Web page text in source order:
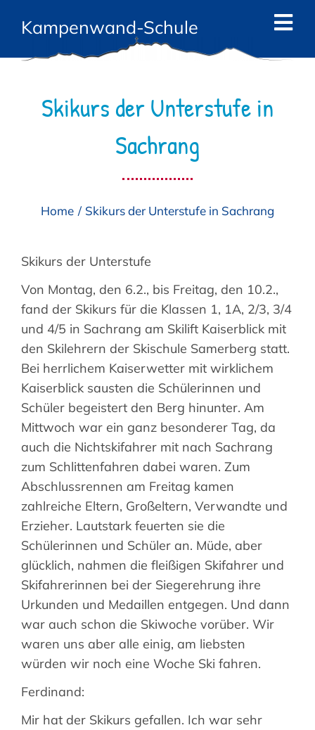
InhaltKampenwand-Schule
Start
News
Angebote
Eltern
Kontakt
Suche
nach:
Skikurs der Unterstufe in
Sachrang
Home Skikurs der Unterstufe in Sachrang
Skikurs der Unterstufe
Von Montag, den 6.2., bis Freitag, den 10.2.,
fand der Skikurs für die Klassen 1, 1A, 2/3, 3/4
und 4/5 in Sachrang am Skilift Kaiserblick mit
den Skilehrern der Skischule Samerberg statt.
Bei herrlichem Kaiserwetter mit wirklichem
Kaiserblick sausten die Schülerinnen und
Schüler begeistert den Berg hinunter. Am
Mittwoch war ein ganz besonderer Tag, da
auch die Nichtskifahrer mit nach Sachrang
zum Schlittenfahren dabei waren. Zum
Abschlussrennen am Freitag kamen
zahlreiche Eltern, Großeltern, Verwandte und
Erzieher. Lautstark feuerten sie die
Schülerinnen und Schüler an. Müde, aber
glücklich, nahmen die fleißigen Skifahrer und
Skifahrerinnen bei der Siegerehrung ihre
Urkunden und Medaillen entgegen. Und dann
war auch schon die Skiwoche vorüber. Wir
waren uns aber alle einig, am liebsten
würden wir noch eine Woche Ski fahren.
Ferdinand:
Mir hat der Skikurs gefallen. Ich war sehr